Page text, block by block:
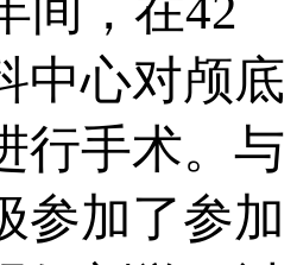
中心对颅底
行手术。与
参加了参加